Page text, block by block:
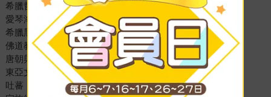
希臘哲學
愛琴海文明
希臘黑暗時代
佛道教
唐朝與朝鮮半島
東亞文化圈的特質
吐蕃